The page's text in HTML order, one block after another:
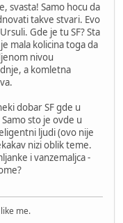
svasta! Samo hocu da
takve stvari. Evo
Gde je tu SF? Sta
mala kolicina toga da
nivou
a komletna
dobar SF gde u
sto je ovde u
ljudi (ovo nije
nizi oblik teme.
i vanzemaljca -
me.